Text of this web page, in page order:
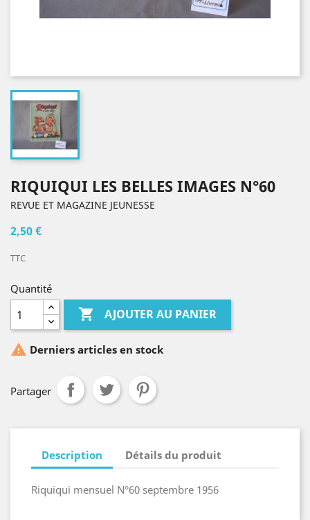
RIQUIQUI LES BELLES IMAGES N°60
REVUE ET MAGAZINE JEUNESSE
2,50 €
TTC
Quantité
 AJOUTER AU PANIER
 Derniers articles en stock
Partager
Description Détails du produit
Riquiqui mensuel N°60 septembre 1956